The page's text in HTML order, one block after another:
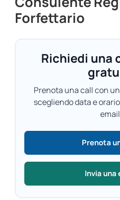
Forfettario
Richiedi una
Prenota una call con
scegliendo data e
Prenota
Invia una